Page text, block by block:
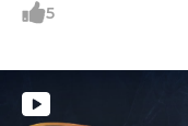
나 토큰 효율화에 사활을
5